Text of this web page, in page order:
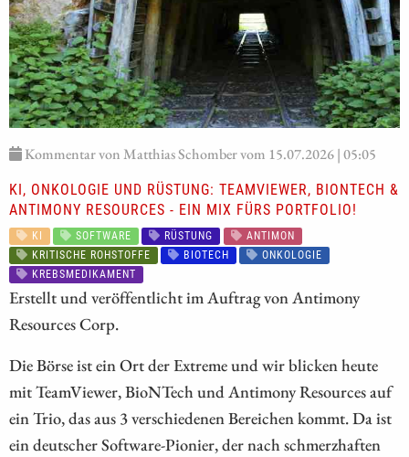
Kommentar von Matthias Schomber vom 15.07.2026 | 05:05
KI, ONKOLOGIE UND RÜSTUNG: TEAMVIEWER, BIONTECH &
ANTIMONY RESOURCES - EIN MIX FÜRS PORTFOLIO!
KI SOFTWARE RÜSTUNG
ANTIMON
KRITISCHE ROHSTOFFE
BIOTECH
ONKOLOGIE
KREBSMEDIKAMENT
Erstellt und veröffentlicht im Auftrag von Antimony
Resources Corp.
Die Börse ist ein Ort der Extreme und wir blicken heute
mit TeamViewer, BioNTech und Antimony Resources auf
ein Trio, das aus 3 verschiedenen Bereichen kommt. Da ist
ein deutscher Software-Pionier, der nach schmerzhaften